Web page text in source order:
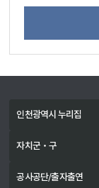
인천광역시 누리집
자치군‧구
공사공단/출자출연